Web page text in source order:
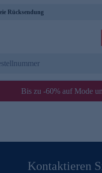
Rücksendung
Bis zu -60% auf Mode
Kontaktieren